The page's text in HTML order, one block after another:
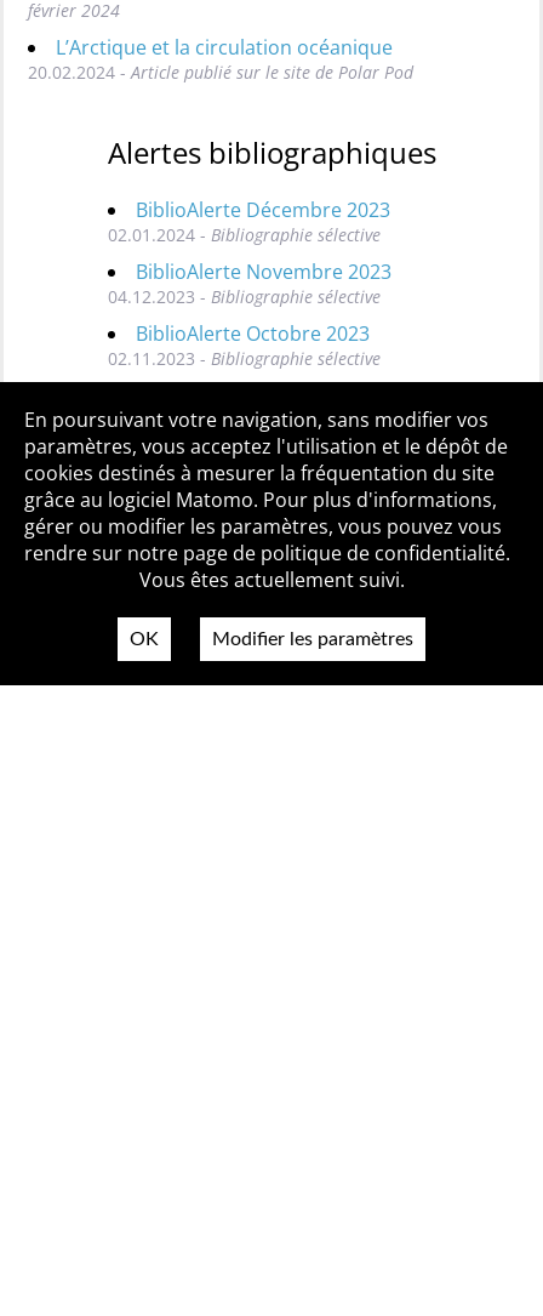
février 2024
L’Arctique et la circulation océanique
20.02.2024 - Article publié sur le site de Polar Pod
Alertes bibliographiques
BiblioAlerte Décembre 2023
02.01.2024 - Bibliographie sélective
BiblioAlerte Novembre 2023
04.12.2023 - Bibliographie sélective
BiblioAlerte Octobre 2023
02.11.2023 - Bibliographie sélective
Toutes les BiblioAlertes
Qui sommes-nous ? Mentions légales
Accessibilité
Politique de confidentialité
Contact
En poursuivant votre navigation, sans modifier vos
paramètres, vous acceptez l'utilisation et le dépôt de
cookies destinés à mesurer la fréquentation du site
grâce au logiciel Matomo. Pour plus d'informations,
gérer ou modifier les paramètres, vous pouvez vous
rendre sur notre page de politique de confidentialité.
Vous êtes actuellement suivi.
OK Modifier les paramètres